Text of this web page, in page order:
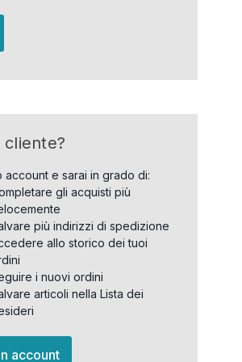
cliente?
account e sarai in grado di:
gli acquisti più
più indirizzi di spedizione
allo storico dei tuoi
i nuovi ordini
articoli nella Lista dei
account